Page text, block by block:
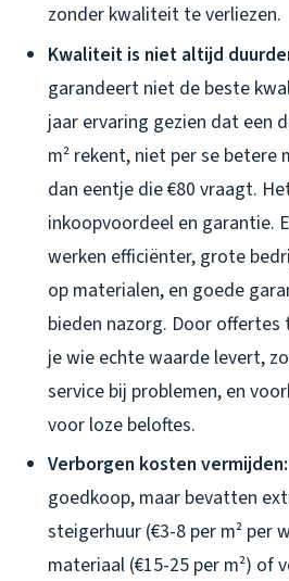
zonder kwaliteit te verliezen.
Kwaliteit is niet altijd
garandeert niet de beste
jaar ervaring gezien dat een
m² rekent, niet per se
dan eentje die €80 vraagt.
inkoopvoordeel en garantie.
werken efficiënter, grote
op materialen, en goede
bieden nazorg. Door
je wie echte waarde levert,
service bij problemen, en
voor loze beloftes.
Verborgen kosten vermijden:
goedkoop, maar bevatten
steigerhuur (€3-8 per m² per
materiaal (€15-25 per m²) of